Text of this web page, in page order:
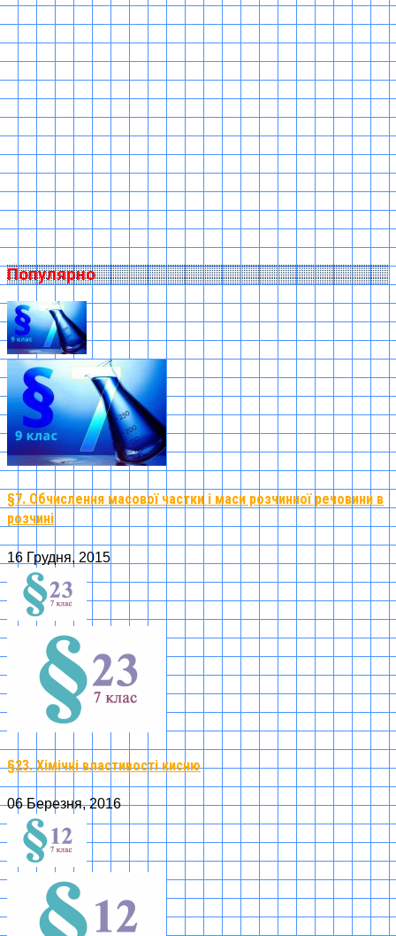
Популярно
§7. Обчислення масової частки і маси розчинної речовини в
розчині
16 Грудня, 2015
§23. Хімічні властивості кисню
06 Березня, 2016